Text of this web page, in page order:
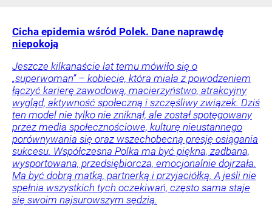
Cicha epidemia wśród Polek. Dane naprawdę
niepokoją
Jeszcze kilkanaście lat temu mówiło się o
„superwoman” – kobiecie, która miała z powodzeniem
łączyć karierę zawodową, macierzyństwo, atrakcyjny
wygląd, aktywność społeczną i szczęśliwy związek. Dziś
ten model nie tylko nie zniknął, ale został spotęgowany
przez media społecznościowe, kulturę nieustannego
porównywania się oraz wszechobecną presję osiągania
sukcesu. Współczesna Polka ma być piękna, zadbana,
wysportowana, przedsiębiorcza, emocjonalnie dojrzała.
Ma być dobrą matką, partnerką i przyjaciółką. A jeśli nie
spełnia wszystkich tych oczekiwań, często sama staje
się swoim najsurowszym sędzią.